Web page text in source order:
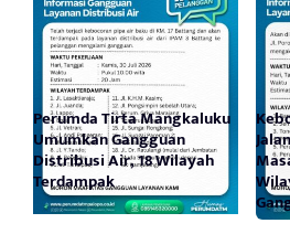
Perumda Tirta Mangkaluku
Umumkan Gangguan
Distribusi Air, 18 Wilayah
Terdampak